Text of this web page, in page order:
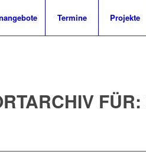
Termine Projekte
FÜR: